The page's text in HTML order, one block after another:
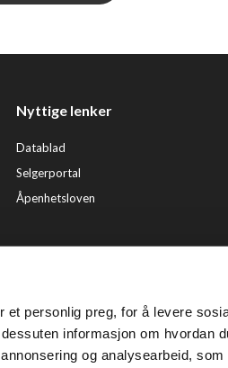
et personlig preg, for å levere
informasjon om hvordan
og analysearbeid, som
Nyttige lenker
Datablad
Selgerportal
Åpenhetsloven
©